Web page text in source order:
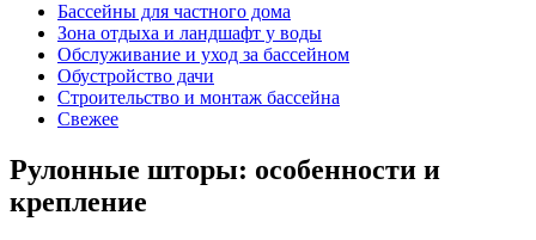
Бассейны для частного дома
Зона отдыха и ландшафт у воды
Обслуживание и уход за бассейном
Обустройство дачи
Строительство и монтаж бассейна
Свежее
Рулонные шторы: особенности и
крепление